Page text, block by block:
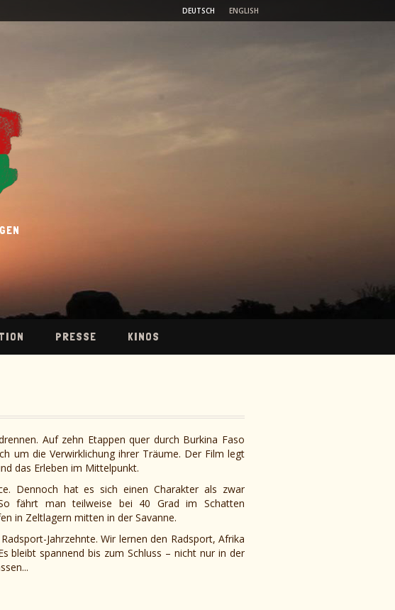
DEUTSCH ENGLISH
PRESSE KINOS
Auf zehn Etappen quer durch Burkina Faso
um die Verwirklichung ihrer Träume. Der Film legt
das Erleben im Mittelpunkt.
Dennoch hat es sich einen Charakter als zwar
fährt man teilweise bei 40 Grad im Schatten
in Zeltlagern mitten in der Savanne.
Jahrzehnte. Wir lernen den Radsport, Afrika
bleibt spannend bis zum Schluss – nicht nur in der